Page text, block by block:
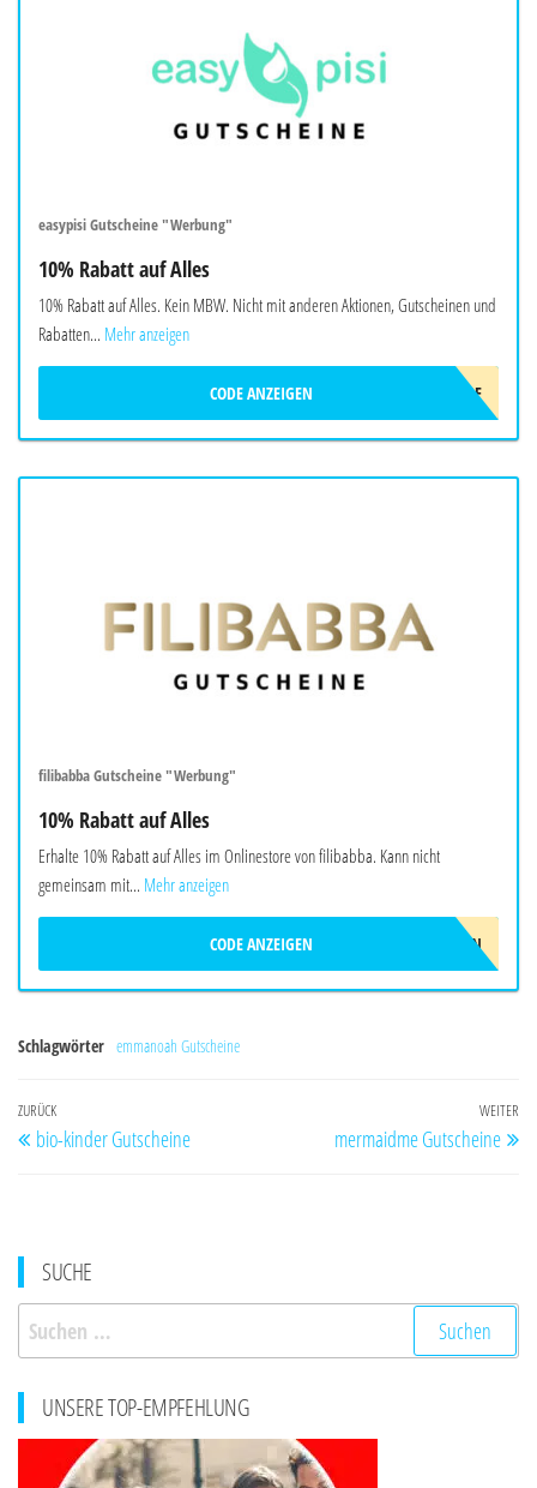
easypisi Gutscheine "Werbung"
10% Rabatt auf Alles
10% Rabatt auf Alles. Kein MBW. Nicht mit anderen Aktionen, Gutscheinen und
Rabatten... Mehr anzeigen
EASY-DEAL10-AF
CODE ANZEIGEN
filibabba Gutscheine "Werbung"
10% Rabatt auf Alles
Erhalte 10% Rabatt auf Alles im Onlinestore von filibabba. Kann nicht
gemeinsam mit... Mehr anzeigen
FILIBABBAZEHN
CODE ANZEIGEN
Schlagwörter emmanoah Gutscheine
Beitragsnavigation
Vorheriger
Beitrag
ZURÜCK
bio-kinder Gutscheine
WEITER
mermaidme Gutscheine
SUCHE
Suchen
nach:
UNSERE TOP-EMPFEHLUNG